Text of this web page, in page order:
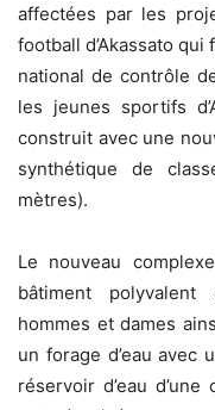
affectées par les
football d’Akassato
national de contrôle
les jeunes sportifs
construit avec une
synthétique de
mètres).
Le nouveau
bâtiment
hommes et dames
un forage d’eau avec
réservoir d’eau